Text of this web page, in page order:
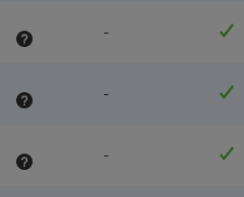
-
-
-